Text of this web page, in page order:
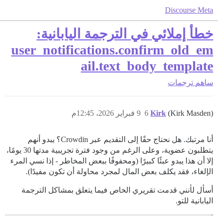
Discourse Meta
خطأ إملائي في الترجمة اليابانية:
user_notifications.confirm_old_em
ail.text_body_template
ساهم ترجمات
Kirk (Kirk Masden) 9 فبراير 2026، 12:45م 6
أنا مرتبك. هل نحتاج حقًا إلى التقديم عبر Crowdin؟ يبدو أنهم
يتطلبون عضوية، وعلى الرغم من وجود فترة تجريبية مدتها 30 يومًا،
إلا أن هذا يبدو عبئًا كبيرًا (ومحفوفًا ببعض المخاطر - إذا نسي المرء
الإلغاء، فقد يكلف بعض المال لمجرد محاولة أن تكون مفيدًا).
أسأل لأنني قدمت تقريري الخاص فيما يتعلق بمشاكل الترجمة
اليابانية للتو.